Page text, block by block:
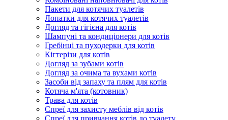
Пакети для котячих туалетів
Лопатки для котячих туалетів
Догляд та гігієна для котів
Шампуні та кондиціонери для котів
Гребінці та пуходерки для котів
Кігтерізи для котів
Догляд за зубами котів
Догляд за очима та вухами котів
Засоби від запаху та плям для котів
Котяча м'ята (котовник)
Трава для котів
Спреї для захисту меблів від котів
Спреї для привчання котів до туалету